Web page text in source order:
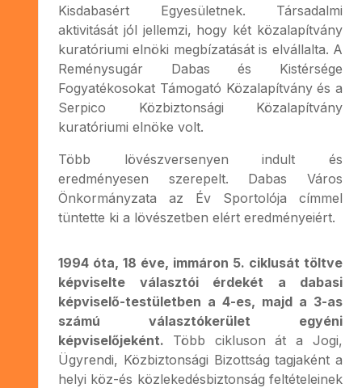
Kisdabasért Egyesületnek. Társadalmi
aktivitását jól jellemzi, hogy két közalapítvány
kuratóriumi elnöki megbízatását is elvállalta. A
Reménysugár Dabas és Kistérsége
Fogyatékosokat Támogató Közalapítvány és a
Serpico Közbiztonsági Közalapítvány
kuratóriumi elnöke volt.
Több lövészversenyen indult és
eredményesen szerepelt. Dabas Város
Önkormányzata az Év Sportolója címmel
tüntette ki a lövészetben elért eredményeiért.
1994 óta, 18 éve, immáron 5. ciklusát töltve
képviselte választói érdekét a dabasi
képviselő-testületben a 4-es, majd a 3-as
számú választókerület egyéni
képviselőjeként. Több cikluson át a Jogi,
Ügyrendi, Közbiztonsági Bizottság tagjaként a
helyi köz-és közlekedésbiztonság feltételeinek